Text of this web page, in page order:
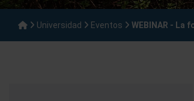
Universidad Eventos WEBINAR - La